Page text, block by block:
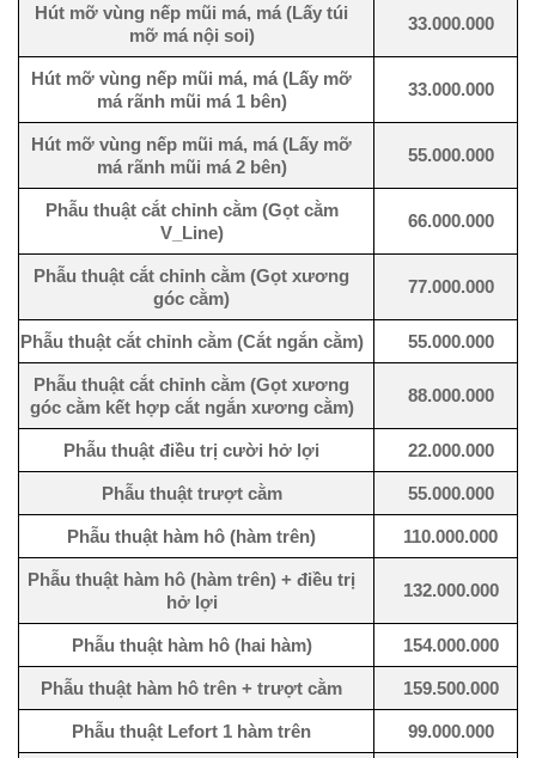
Hút mỡ vùng nếp mũi má, má (Lấy túi
mỡ má nội soi)
33.000.000
Hút mỡ vùng nếp mũi má, má (Lấy mỡ
má rãnh mũi má 1 bên)
33.000.000
Hút mỡ vùng nếp mũi má, má (Lấy mỡ
má rãnh mũi má 2 bên)
55.000.000
Phẫu thuật cắt chỉnh cằm (Gọt cằm
V_Line)
66.000.000
Phẫu thuật cắt chỉnh cằm (Gọt xương
góc cằm)
77.000.000
Phẫu thuật cắt chỉnh cằm (Cắt ngắn cằm) 55.000.000
Phẫu thuật cắt chỉnh cằm (Gọt xương
góc cằm kết hợp cắt ngắn xương cằm)
88.000.000
Phẫu thuật điều trị cười hở lợi 22.000.000
Phẫu thuật trượt cằm 55.000.000
Phẫu thuật hàm hô (hàm trên) 110.000.000
Phẫu thuật hàm hô (hàm trên) + điều trị
hở lợi
132.000.000
Phẫu thuật hàm hô (hai hàm) 154.000.000
Phẫu thuật hàm hô trên + trượt cằm 159.500.000
Phẫu thuật Lefort 1 hàm trên 99.000.000